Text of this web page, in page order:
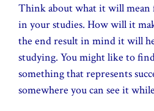
Think about what it will mean
in your studies. How will it
the end result in mind it will
studying. You might like to
something that represents
somewhere you can see it